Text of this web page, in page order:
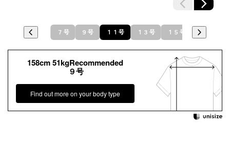
７号 ９号 １１号 １３号 １５号 １７号
158cm 51kgRecommended
９号
Find out more on your body type